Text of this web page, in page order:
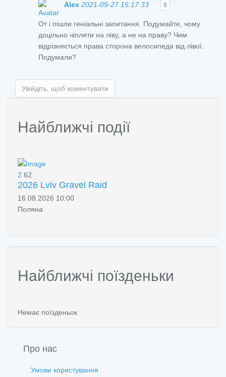
Alex 2021-09-27 15:17:33 0
От і пішли геніальні запитання. Подумайте, чому
доцільно чіпляти на ліву, а не на праву? Чим
відрізняється права сторона велосипеда від лівої.
Подумали?
Увійдіть, щоб коментувати
Найближчі події
2 62
2026 Lviv Gravel Raid
16.08.2026 10:00
Поляна
Найближчі поїзденьки
Немає поїзденьок
Про нас
Умови користування